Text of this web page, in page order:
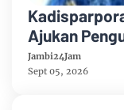
Ajukan
Jambi24Jam
Sept 05, 2026